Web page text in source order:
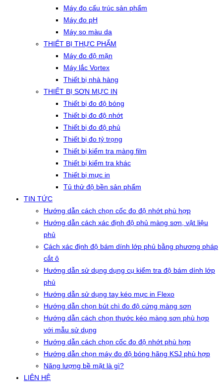
Máy đo cấu trúc sản phẩm
Máy đo pH
Máy so màu da
THIẾT BỊ THỰC PHẨM
Máy đo độ mặn
Máy lắc Vortex
Thiết bị nhà hàng
THIẾT BỊ SƠN MỰC IN
Thiết bị đo độ bóng
Thiết bị đo độ nhớt
Thiết bị đo độ phủ
Thiết bị đo tỷ trọng
Thiết bị kiểm tra màng film
Thiết bị kiểm tra khác
Thiết bị mực in
Tủ thử độ bền sản phẩm
TIN TỨC
Hướng dẫn cách chọn cốc đo độ nhớt phù hợp
Hướng dẫn cách xác định độ phủ màng sơn, vật liệu
phủ
Cách xác định độ bám dính lớp phủ bằng phương pháp
cắt ô
Hướng dẫn sử dụng dụng cụ kiểm tra độ bám dính lớp
phủ
Hướng dẫn sử dụng tay kéo mực in Flexo
Hướng dẫn chọn bút chì đo độ cứng màng sơn
Hướng dẫn cách chọn thước kéo màng sơn phù hợp
với mẫu sử dụng
Hướng dẫn cách chọn cốc đo độ nhớt phù hợp
Hướng dẫn chọn máy đo độ bóng hãng KSJ phù hợp
Năng lượng bề mặt là gì?
LIÊN HỆ